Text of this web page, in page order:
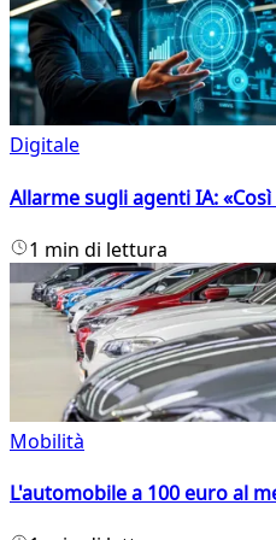
Digitale
Allarme sugli agenti IA:
1 min di lettura
Mobilità
L'automobile a 100 euro al